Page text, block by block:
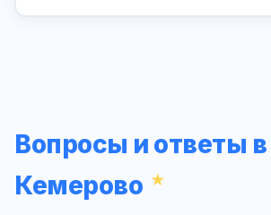
Вопросы и ответы в
Кемерово